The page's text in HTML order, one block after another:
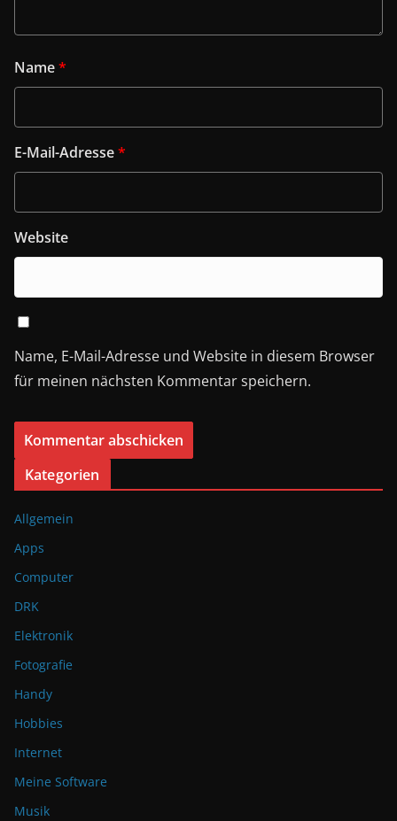
Name*
E-Mail-Adresse*
Website
Name, E-Mail-Adresse und Website in diesem Browser
für meinen nächsten Kommentar speichern.
Kategorien
Allgemein
Apps
Computer
DRK
Elektronik
Fotografie
Handy
Hobbies
Internet
Meine Software
Musik